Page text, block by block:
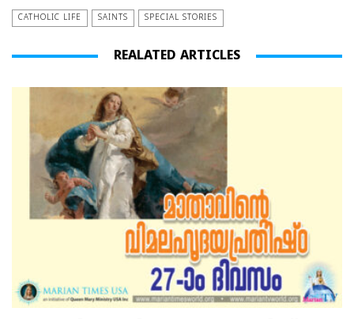
CATHOLIC LIFE SAINTS SPECIAL STORIES
REALATED ARTICLES